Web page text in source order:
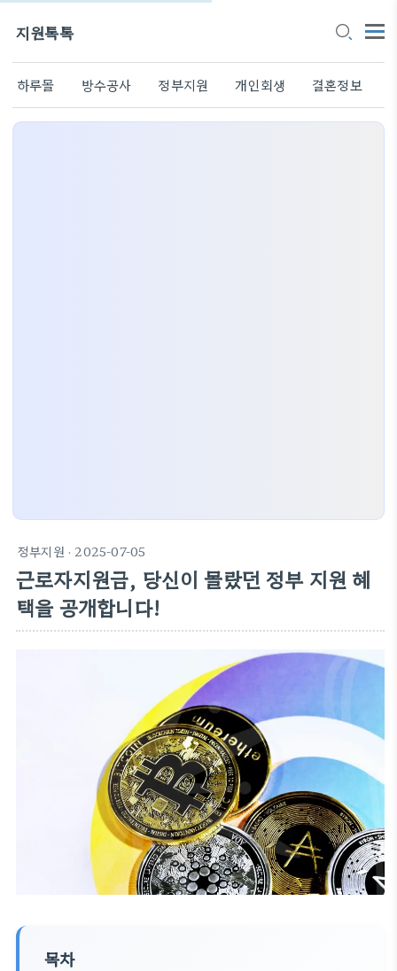
지원톡톡
하루몰 방수공사 정부지원 개인회생 결혼정보
정부지원 · 2025-07-05
근로자지원금, 당신이 몰랐던 정부 지원 혜
택을 공개합니다!
목차